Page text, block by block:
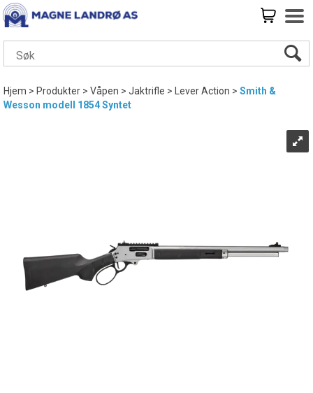
Hjem>Produkter>Våpen>Jaktrifle> Lever Action>Smith &
Wesson modell 1854 Syntet